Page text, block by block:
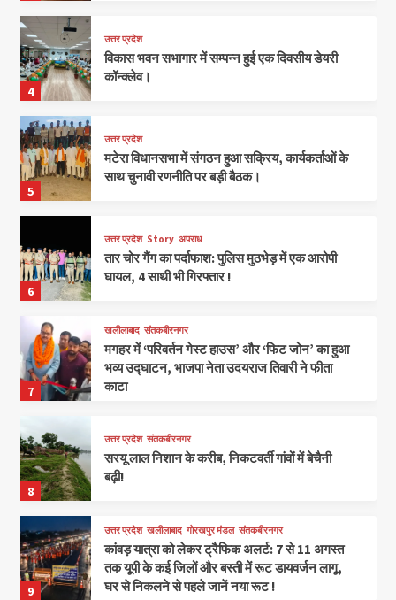
4
उत्तर प्रदेश
विकास भवन सभागार में सम्पन्न हुई एक दिवसीय डेयरी
कॉन्क्लेव।
5
उत्तर प्रदेश
मटेरा विधानसभा में संगठन हुआ सक्रिय, कार्यकर्ताओं के
साथ चुनावी रणनीति पर बड़ी बैठक।
6
उत्तर प्रदेश Story अपराध
तार चोर गैंग का पर्दाफाश: पुलिस मुठभेड़ में एक आरोपी
घायल, 4 साथी भी गिरफ्तार !
7
खलीलाबाद संतकबीरनगर
मगहर में ‘परिवर्तन गेस्ट हाउस’ और ‘फिट जोन’ का हुआ
भव्य उद्घाटन, भाजपा नेता उदयराज तिवारी ने फीता
काटा
8
उत्तर प्रदेश संतकबीरनगर
सरयू लाल निशान के करीब, निकटवर्ती गांवों में बेचैनी
बढ़ी!
9
उत्तर प्रदेश खलीलाबाद गोरखपुर मंडल संतकबीरनगर
कांवड़ यात्रा को लेकर ट्रैफिक अलर्ट: 7 से 11 अगस्त
तक यूपी के कई जिलों और बस्ती में रूट डायवर्जन लागू,
घर से निकलने से पहले जानें नया रूट !